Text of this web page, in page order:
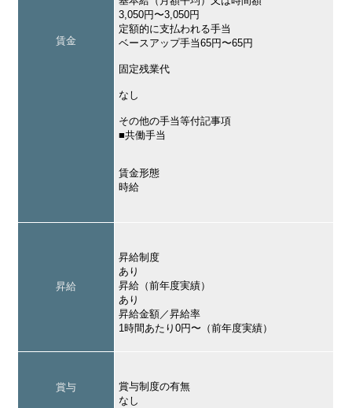
賃金
3,050円〜3,050円
定額的に支払われる手当
ベースアップ手当65円〜65円
固定残業代
なし
その他の手当等付記事項
■共働手当
賃金形態
時給
昇給
昇給制度
あり
昇給（前年度実績）
あり
昇給金額／昇給率
1時間あたり0円〜（前年度実績）
賞与
賞与制度の有無
なし